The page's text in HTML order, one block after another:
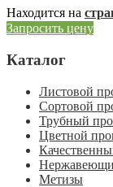
Находится на
Запросить цену
Каталог
Листовой
Сортовой
Трубный
Цветной
Метизы